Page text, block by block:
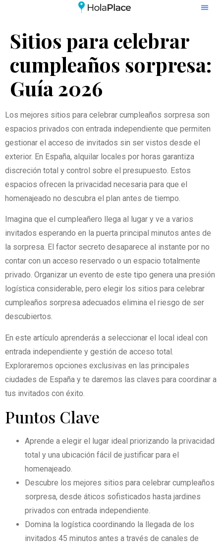
Sitios para celebrar
cumpleaños sorpresa:
Guía 2026
Los mejores sitios para celebrar cumpleaños sorpresa son
espacios privados con entrada independiente que permiten
gestionar el acceso de invitados sin ser vistos desde el
exterior. En España, alquilar locales por horas garantiza
discreción total y control sobre el presupuesto. Estos
espacios ofrecen la privacidad necesaria para que el
homenajeado no descubra el plan antes de tiempo.
Imagina que el cumpleañero llega al lugar y ve a varios
invitados esperando en la puerta principal minutos antes de
la sorpresa. El factor secreto desaparece al instante por no
contar con un acceso reservado o un espacio totalmente
privado. Organizar un evento de este tipo genera una presión
logística considerable, pero elegir los sitios para celebrar
cumpleaños sorpresa adecuados elimina el riesgo de ser
descubiertos.
En este artículo aprenderás a seleccionar el local ideal con
entrada independiente y gestión de acceso total.
Exploraremos opciones exclusivas en las principales
ciudades de España y te daremos las claves para coordinar a
tus invitados con éxito.
Puntos Clave
Aprende a elegir el lugar ideal priorizando la privacidad
total y una ubicación fácil de justificar para el
homenajeado.
Descubre los mejores sitios para celebrar cumpleaños
sorpresa, desde áticos sofisticados hasta jardines
privados con entrada independiente.
Domina la logística coordinando la llegada de los
invitados 45 minutos antes a través de canales de